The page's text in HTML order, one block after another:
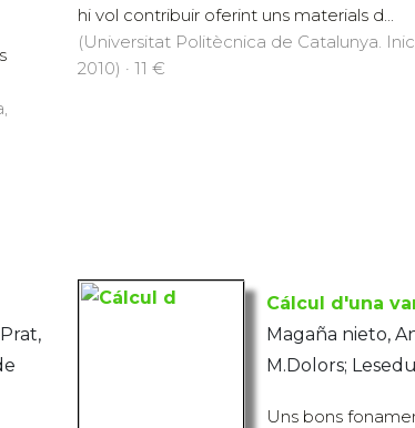
hi vol contribuir oferint uns materials d...
(Universitat Politècnica de Catalunya.
2010) · 11 €
Cálcul d'una
Magaña nieto,
M.Dolors;
Uns bons